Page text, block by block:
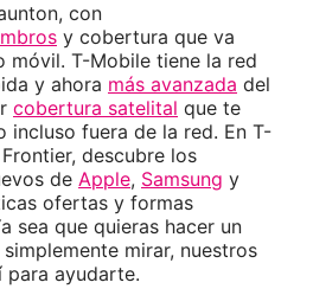
con
y cobertura que va
móvil. T-Mobile tiene la red
y ahora más avanzada del
cobertura satelital que te
incluso fuera de la red. En T-
descubre los
de Apple, Samsung y
ofertas y formas
sea que quieras hacer un
mirar, nuestros
para ayudarte.